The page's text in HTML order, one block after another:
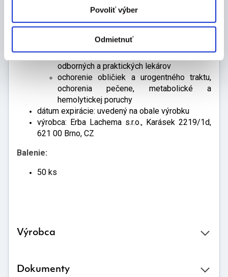
Povoliť výber
Odmietnuť
Jonesovej bielkovine
jednoduché, citlivé a rýchle testovanie
pre laboratóriá klinickej chémie, ordinácie
odborných a praktických lekárov
ochorenie obličiek a urogentného traktu,
ochorenia pečene, metabolické a
hemolytickej poruchy
dátum expirácie: uvedený na obale výrobku
výrobca: Erba Lachema s.r.o., Karásek 2219/1d,
621 00 Brno, CZ
Balenie:
50 ks
Výrobca
Dokumenty